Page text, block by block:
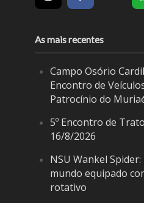
As mais recentes
Campo Osório
Encontro de
Patrocínio do
5º Encontro de
16/8/2026
NSU Wankel
mundo equipado
rotativo